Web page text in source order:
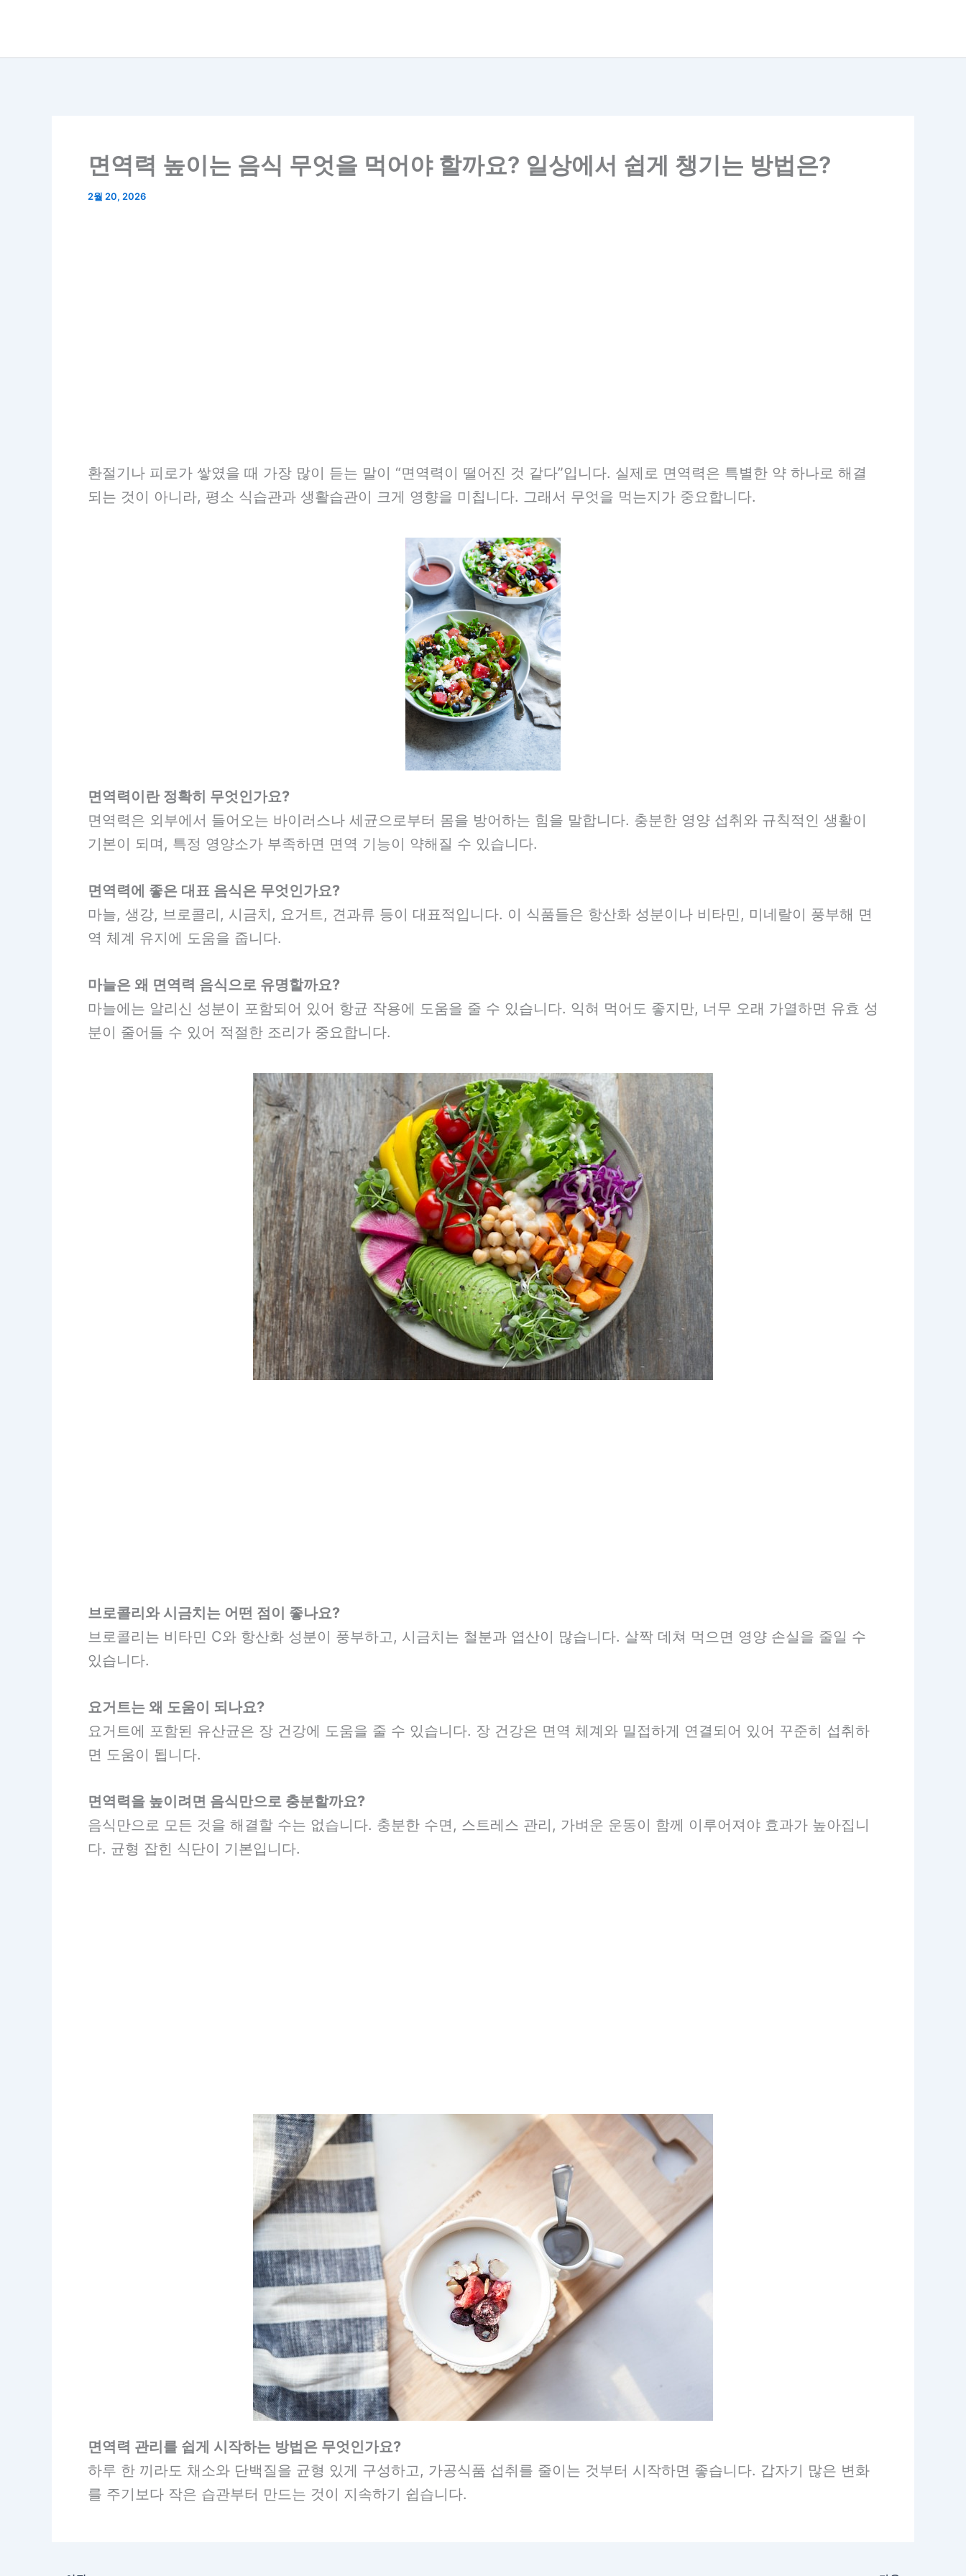
츠
면역력 높이는 음식 무엇을 먹어야 할까요? 일상에서 쉽게 챙기는 방법은?
2월 20, 2026
환절기나 피로가 쌓였을 때 가장 많이 듣는 말이 “면역력이 떨어진 것 같다”입니다. 실제로 면역력은 특별한 약 하나로 해결
되는 것이 아니라, 평소 식습관과 생활습관이 크게 영향을 미칩니다. 그래서 무엇을 먹는지가 중요합니다.
면역력이란 정확히 무엇인가요?
면역력은 외부에서 들어오는 바이러스나 세균으로부터 몸을 방어하는 힘을 말합니다. 충분한 영양 섭취와 규칙적인 생활이
기본이 되며, 특정 영양소가 부족하면 면역 기능이 약해질 수 있습니다.
면역력에 좋은 대표 음식은 무엇인가요?
마늘, 생강, 브로콜리, 시금치, 요거트, 견과류 등이 대표적입니다. 이 식품들은 항산화 성분이나 비타민, 미네랄이 풍부해 면
역 체계 유지에 도움을 줍니다.
마늘은 왜 면역력 음식으로 유명할까요?
마늘에는 알리신 성분이 포함되어 있어 항균 작용에 도움을 줄 수 있습니다. 익혀 먹어도 좋지만, 너무 오래 가열하면 유효 성
분이 줄어들 수 있어 적절한 조리가 중요합니다.
브로콜리와 시금치는 어떤 점이 좋나요?
브로콜리는 비타민 C와 항산화 성분이 풍부하고, 시금치는 철분과 엽산이 많습니다. 살짝 데쳐 먹으면 영양 손실을 줄일 수
있습니다.
요거트는 왜 도움이 되나요?
요거트에 포함된 유산균은 장 건강에 도움을 줄 수 있습니다. 장 건강은 면역 체계와 밀접하게 연결되어 있어 꾸준히 섭취하
면 도움이 됩니다.
면역력을 높이려면 음식만으로 충분할까요?
음식만으로 모든 것을 해결할 수는 없습니다. 충분한 수면, 스트레스 관리, 가벼운 운동이 함께 이루어져야 효과가 높아집니
다. 균형 잡힌 식단이 기본입니다.
면역력 관리를 쉽게 시작하는 방법은 무엇인가요?
하루 한 끼라도 채소와 단백질을 균형 있게 구성하고, 가공식품 섭취를 줄이는 것부터 시작하면 좋습니다. 갑자기 많은 변화
를 주기보다 작은 습관부터 만드는 것이 지속하기 쉽습니다.